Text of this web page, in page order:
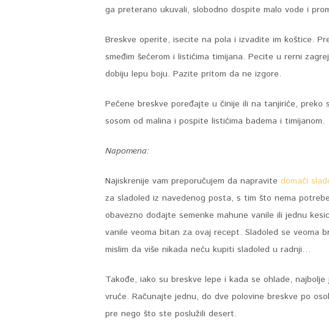
ga preterano ukuvali, slobodno dospite malo vode i
Breskve operite, isecite na pola i izvadite im koštice.
smeđim šećerom i listićima timijana. Pecite u rerni
dobiju lepu boju. Pazite pritom da ne izgore.
Pečene breskve poređajte u činije ili na tanjiriće, preko
sosom od malina i pospite listićima badema i timijanom.
Napomena:
Najiskrenije vam preporučujem da napravite domaći
za sladoled iz navedenog posta, s tim što nema
obavezno dodajte semenke mahune vanile ili jednu
vanile veoma bitan za ovaj recept. Sladoled se veoma
mislim da više nikada neću kupiti sladoled u radnji…
Takođe, iako su breskve lepe i kada se ohlade,
vruće. Računajte jednu, do dve polovine breskve po
pre nego što ste poslužili desert.